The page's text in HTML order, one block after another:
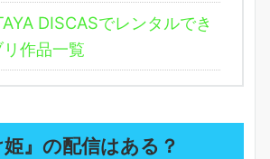
DISCASでレンタルでき
作品一覧
姫』の配信はある？